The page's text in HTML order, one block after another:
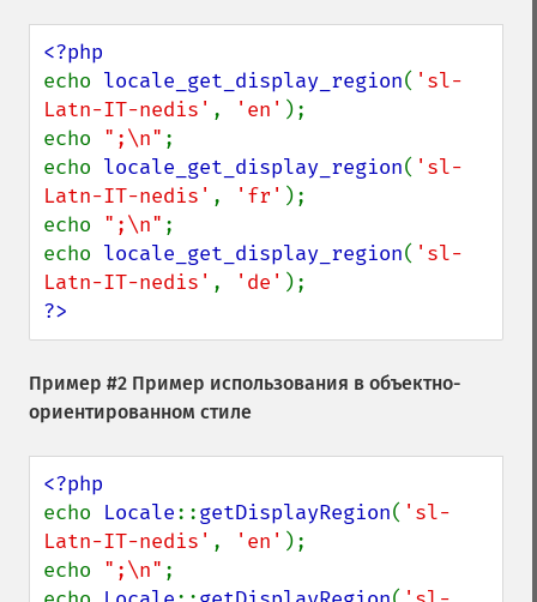
echo locale_get_display_region( 'sl-
Latn-IT-nedis' , 'en' );
echo ";\n" ;
echo locale_get_display_region( 'sl-
Latn-IT-nedis' , 'fr' );
echo ";\n" ;
echo locale_get_display_region( 'sl-
Latn-IT-nedis' , 'de'
?>
Пример #2 Пример использования в объектно-
ориентированном стиле
echo Locale::getDisplayRegion( 'sl-
Latn-IT-nedis' , 'en' );
echo ";\n" ;